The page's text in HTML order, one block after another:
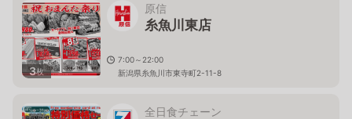
3枚
原信
糸魚川東店
7:00～22:00
新潟県糸魚川市東寺町2-11-8
全日食チェーン